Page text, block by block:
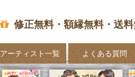
修正無料・額縁無料・送
アーティスト一覧 よくある質問